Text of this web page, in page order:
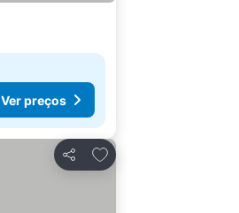
Ver preços
Partilhar
Adicionar aos favoritos